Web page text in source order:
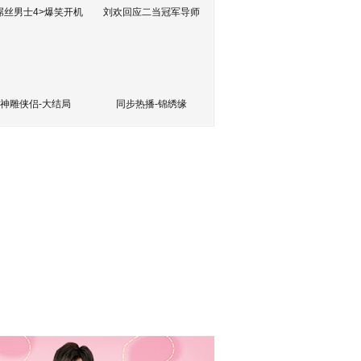
丝男士4>爆笑开机 刘欢回应二当冠军导师
神雕侠侣-大结局 同步热播-锦绣缘